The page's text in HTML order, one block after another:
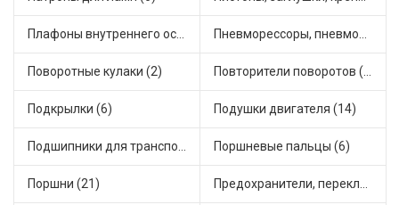
Плафоны внутреннего освещения (1) Пневморессоры, пневмоподушки (1)
Поворотные кулаки (2) Повторители поворотов (10)
Подкрылки (6) Подушки двигателя (14)
Подшипники для транспорта (43) Поршневые пальцы (6)
Поршни (21) Предохранители, переключатели, кнопки автомобильные (40)